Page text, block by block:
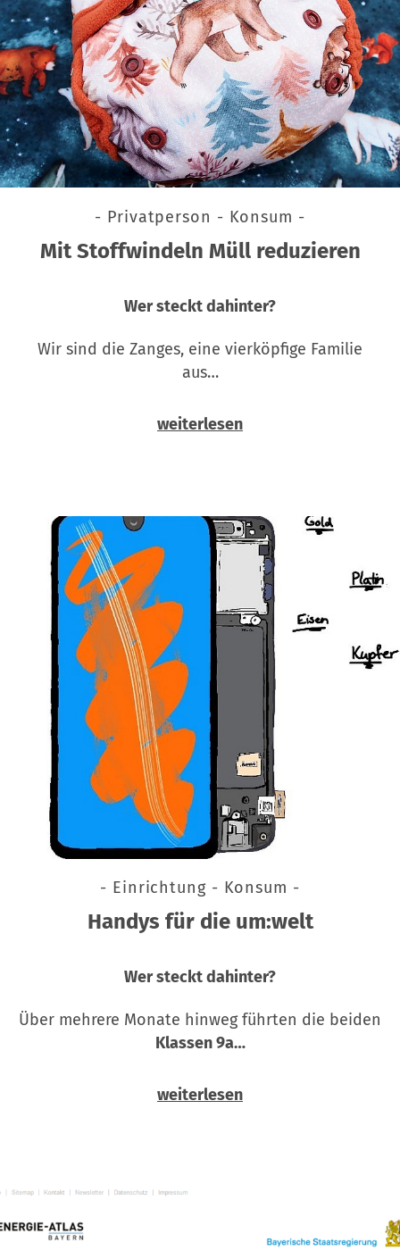
- Privatperson - Konsum -
Mit Stoffwindeln Müll reduzieren
Wer steckt dahinter?
Wir sind die Zanges, eine vierköpfige Familie
aus…
weiterlesen
- Einrichtung - Konsum -
Handys für die um:welt
Wer steckt dahinter?
Über mehrere Monate hinweg führten die beiden
Klassen 9a…
weiterlesen